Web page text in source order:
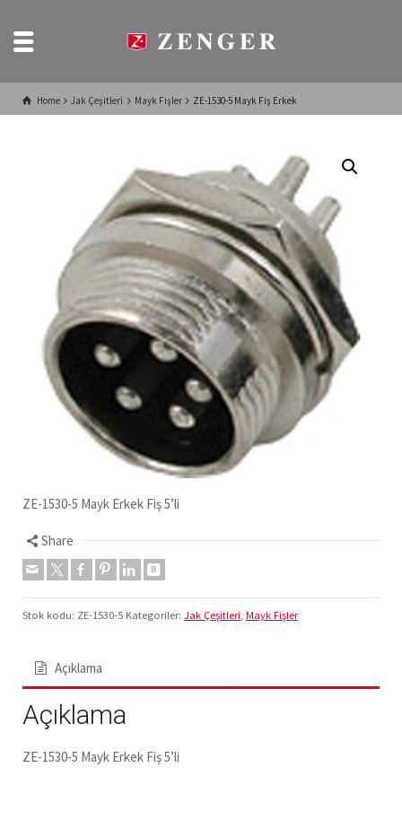
Home Jak Çeşitleri Mayk Fişler ZE-1530-5 Mayk Fiş Erkek
ZE-1530-5 Mayk Erkek Fiş 5’li
Share
Stok kodu: ZE-1530-5 Kategoriler: Jak Çeşitleri Mayk Fişler
Açıklama
Açıklama
ZE-1530-5 Mayk Erkek Fiş 5’li